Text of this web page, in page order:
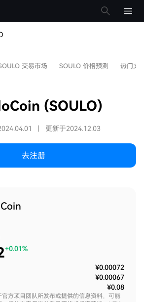
交易市场 SOULO 价格预测 热门文
(SOULO)
更新于2024.12.03
去注册
+0.01%
¥0.00072
¥0.00067
¥0.08
方项目团队所发布或提供的信息资料，可能